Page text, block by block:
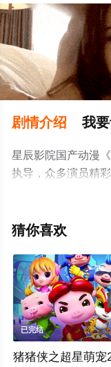
剧情介绍 我
星辰影院国产动漫
执导，众多演员精
（已完结），手机
剧情网等平台了解。
猜你喜欢
已完结
猪猪侠之超星萌宠